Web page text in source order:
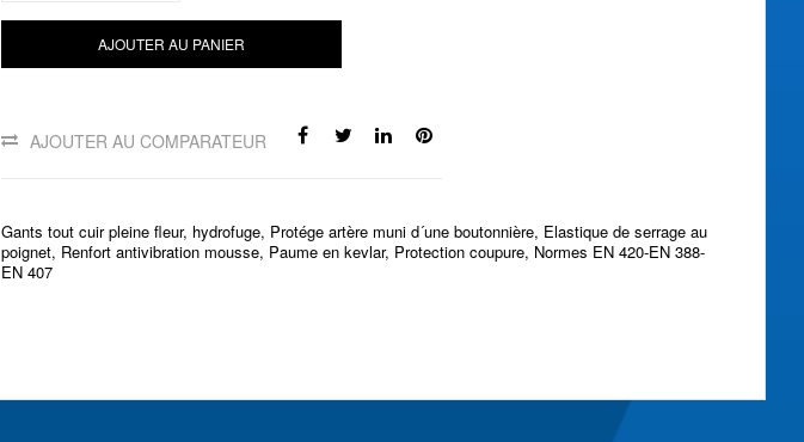
AJOUTER AU PANIER
AJOUTER AU COMPARATEUR
Gants tout cuir pleine fleur, hydrofuge, Protége artère muni d´une boutonnière, Elastique de serrage au
poignet, Renfort antivibration mousse, Paume en kevlar, Protection coupure, Normes EN 420-EN 388-
EN 407